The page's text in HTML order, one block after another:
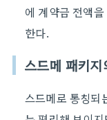
에 계약금 전액
한다.
스드메 패키
스드메로 통칭되